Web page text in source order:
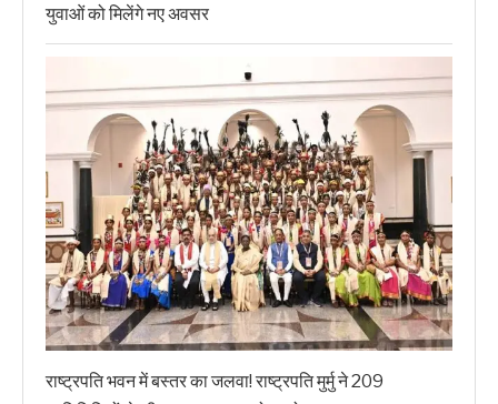
युवाओं को मिलेंगे नए अवसर
राष्ट्रपति भवन में बस्तर का जलवा! राष्ट्रपति मुर्मु ने 209